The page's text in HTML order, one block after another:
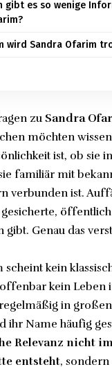
gibt es so wenige
wird Sandra Ofarim
zu Sandra
möchten
ist, ob sie
familiär mit
verbunden ist.
Genau das
scheint kein
kein Leben
in
ihr Name häufig
Relevanz nicht
entsteht,